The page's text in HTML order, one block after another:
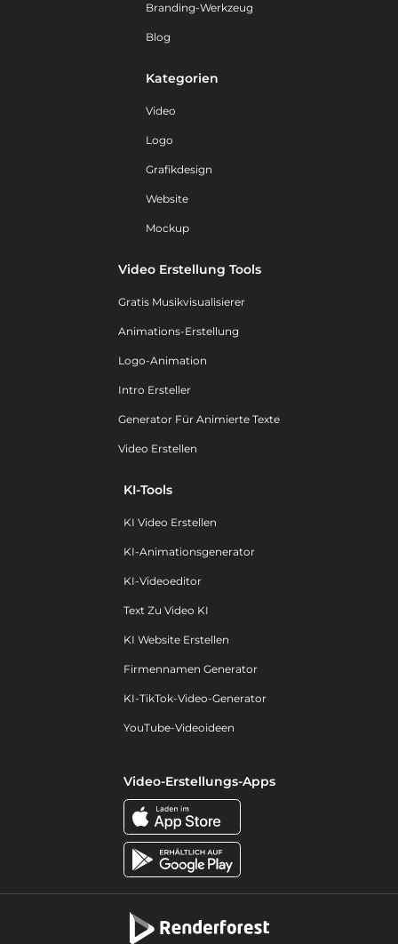
Branding-Werkzeug
Blog
Kategorien
Video
Logo
Grafikdesign
Website
Mockup
Video Erstellung Tools
Gratis Musikvisualisierer
Animations-Erstellung
Logo-Animation
Intro Ersteller
Generator Für Animierte Texte
Video Erstellen
KI-Tools
KI Video Erstellen
KI-Animationsgenerator
KI-Videoeditor
Text Zu Video KI
KI Website Erstellen
Firmennamen Generator
KI-TikTok-Video-Generator
YouTube-Videoideen
Video-Erstellungs-Apps